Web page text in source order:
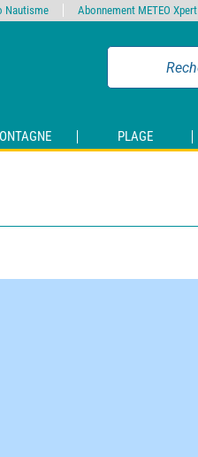
PLAGE
Nautisme Abonnement METEO Xpert